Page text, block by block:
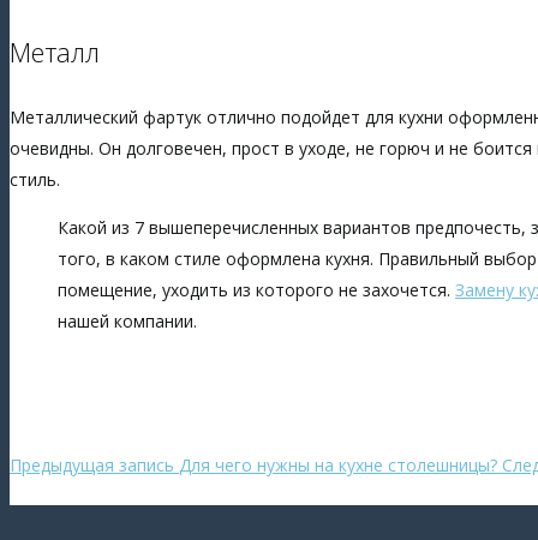
Металл
Металлический фартук отлично подойдет для кухни
очевидны. Он долговечен, прост в уходе, не горюч и не
стиль.
Какой из 7 вышеперечисленных вариантов предпочесть,
того, в каком стиле оформлена кухня. Правильный
помещение, уходить из которого не захочется. Замену
нашей компании.
Предыдущая запись Для чего нужны на кухне столешницы?